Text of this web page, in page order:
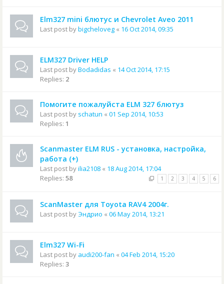
Elm327 mini блютус и Chevrolet Aveo 2011
Last post bybigcheloveg « 16 Oct 2014, 09:35
ELM327 Driver HELP
Last post byBodadidas « 14 Oct 2014, 17:15
Replies: 2
Помогите пожалуйста ELM 327 блютуз
Last post by schatun « 01 Sep 2014, 10:53
Replies: 1
Scanmaster ELM RUS - установка, настройка,
работа (+)
Last post byilia2108 « 18 Aug 2014, 17:04
Replies: 58 1 2 3 4 5 6
ScanMaster для Toyota RAV4 2004г.
Last post byЭндрио « 06 May 2014, 13:21
Elm327 Wi-Fi
Last post by audi200-fan « 04 Feb 2014, 15:20
Replies: 3